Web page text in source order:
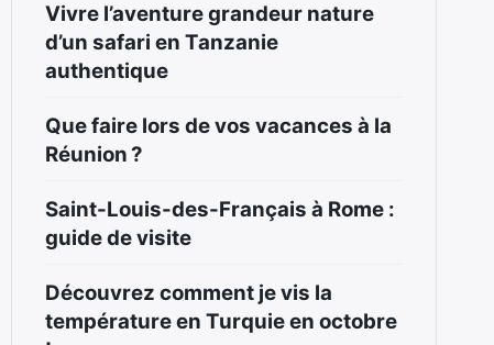
Vivre l’aventure grandeur nature
d’un safari en Tanzanie
authentique
Que faire lors de vos vacances à la
Réunion ?
Saint-Louis-des-Français à Rome :
guide de visite
Découvrez comment je vis la
température en Turquie en octobre